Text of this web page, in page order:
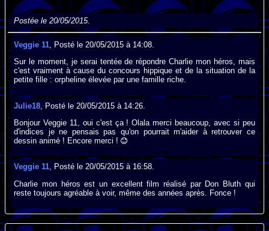
Postée le 20/05/2015.
Veggie 11 , Posté le 20/05/2015 à 14:08.
Sur le moment, je serai tentée de répondre Charlie mon héros, mais
c'est vraiment à cause du concours hippique et de la situation de la
petite fille : orpheline élevée par une famille riche.
Julie18 , Posté le 20/05/2015 à 14:26.
Bonjour Veggie 11, oui c'est ça ! Olala merci beaucoup, avec si peu
d'indices je ne pensais pas qu'on pourrait m'aider à retrouver ce
dessin animé ! Encore merci !
Veggie 11, Posté le 20/05/2015 à 16:58.
Charlie mon héros est un excellent film réalisé par Don Bluth qui
reste toujours agréable à voir, même des années après. Fonce !